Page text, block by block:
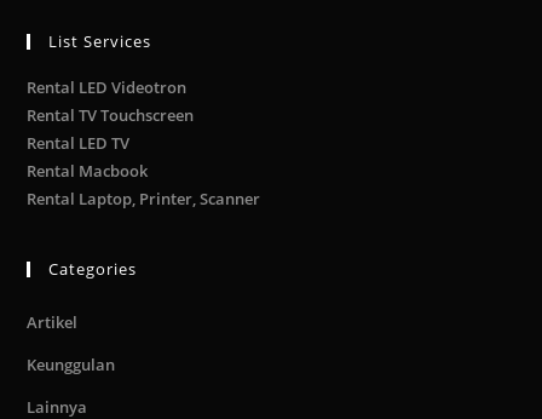
List Services
Rental LED Videotron
Rental TV Touchscreen
Rental LED TV
Rental Macbook
Rental Laptop, Printer, Scanner
Categories
Artikel
Keunggulan
Lainnya